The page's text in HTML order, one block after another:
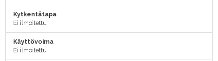
Kytkentätapa
Ei ilmoitettu
Käyttövoima
Ei ilmoitettu